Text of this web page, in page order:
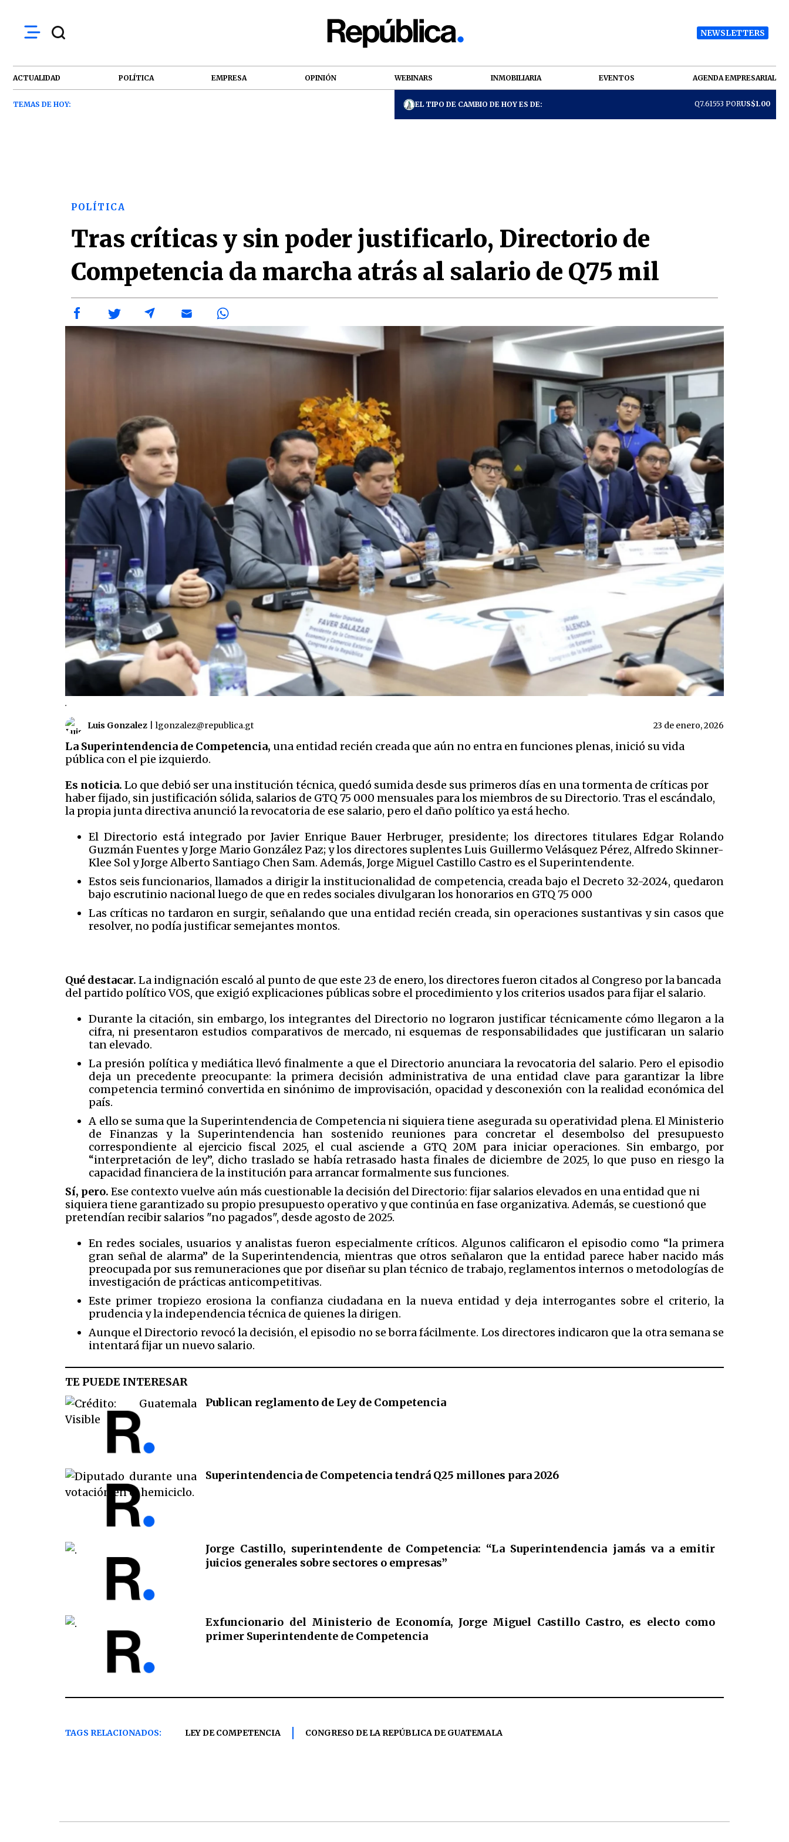
NEWSLETTERS
ACTUALIDAD POLÍTICA EMPRESA OPINIÓN WEBINARS INMOBILIARIA EVENTOS AGENDA EMPRESARIAL
TEMAS DE HOY: EL TIPO DE CAMBIO DE HOY ES DE: Q7.61553 PORUS$1.00
POLÍTICA
Tras críticas y sin poder justificarlo, Directorio de
Competencia da marcha atrás al salario de Q75 mil
.
Luis Gonzalez lgonzalez@republica.gt 23 de enero, 2026
La Superintendencia de Competencia, una entidad recién creada que aún no entra en funciones plenas, inició su vida
pública con el pie izquierdo.
Es noticia. Lo que debió ser una institución técnica, quedó sumida desde sus primeros días en una tormenta de críticas por
haber fijado, sin justificación sólida, salarios de GTQ 75 000 mensuales para los miembros de su Directorio. Tras el escándalo,
la propia junta directiva anunció la revocatoria de ese salario, pero el daño político ya está hecho.
El Directorio está integrado por Javier Enrique Bauer Herbruger, presidente; los directores titulares Edgar Rolando
Guzmán Fuentes y Jorge Mario González Paz; y los directores suplentes Luis Guillermo Velásquez Pérez, Alfredo Skinner-
Klee Sol y Jorge Alberto Santiago Chen Sam. Además, Jorge Miguel Castillo Castro es el Superintendente.
Estos seis funcionarios, llamados a dirigir la institucionalidad de competencia, creada bajo el Decreto 32-2024, quedaron
bajo escrutinio nacional luego de que en redes sociales divulgaran los honorarios en GTQ 75 000
Las críticas no tardaron en surgir, señalando que una entidad recién creada, sin operaciones sustantivas y sin casos que
resolver, no podía justificar semejantes montos.
Qué destacar. La indignación escaló al punto de que este 23 de enero, los directores fueron citados al Congreso por la bancada
del partido político VOS, que exigió explicaciones públicas sobre el procedimiento y los criterios usados para fijar el salario.
Durante la citación, sin embargo, los integrantes del Directorio no lograron justificar técnicamente cómo llegaron a la
cifra, ni presentaron estudios comparativos de mercado, ni esquemas de responsabilidades que justificaran un salario
tan elevado.
La presión política y mediática llevó finalmente a que el Directorio anunciara la revocatoria del salario. Pero el episodio
deja un precedente preocupante: la primera decisión administrativa de una entidad clave para garantizar la libre
competencia terminó convertida en sinónimo de improvisación, opacidad y desconexión con la realidad económica del
país.
A ello se suma que la Superintendencia de Competencia ni siquiera tiene asegurada su operatividad plena. El Ministerio
de Finanzas y la Superintendencia han sostenido reuniones para concretar el desembolso del presupuesto
correspondiente al ejercicio fiscal 2025, el cual asciende a GTQ 20M para iniciar operaciones. Sin embargo, por
“interpretación de ley”, dicho traslado se había retrasado hasta finales de diciembre de 2025, lo que puso en riesgo la
capacidad financiera de la institución para arrancar formalmente sus funciones.
Sí, pero. Ese contexto vuelve aún más cuestionable la decisión del Directorio: fijar salarios elevados en una entidad que ni
siquiera tiene garantizado su propio presupuesto operativo y que continúa en fase organizativa. Además, se cuestionó que
pretendían recibir salarios "no pagados", desde agosto de 2025.
En redes sociales, usuarios y analistas fueron especialmente críticos. Algunos calificaron el episodio como “la primera
gran señal de alarma” de la Superintendencia, mientras que otros señalaron que la entidad parece haber nacido más
preocupada por sus remuneraciones que por diseñar su plan técnico de trabajo, reglamentos internos o metodologías de
investigación de prácticas anticompetitivas.
Este primer tropiezo erosiona la confianza ciudadana en la nueva entidad y deja interrogantes sobre el criterio, la
prudencia y la independencia técnica de quienes la dirigen.
Aunque el Directorio revocó la decisión, el episodio no se borra fácilmente. Los directores indicaron que la otra semana se
intentará fijar un nuevo salario.
TE PUEDE INTERESAR
Publican reglamento de Ley de Competencia
Superintendencia de Competencia tendrá Q25 millones para 2026
Jorge Castillo, superintendente de Competencia: “La Superintendencia jamás va a emitir
juicios generales sobre sectores o empresas”
Exfuncionario del Ministerio de Economía, Jorge Miguel Castillo Castro, es electo como
primer Superintendente de Competencia
TAGS RELACIONADOS: LEY DE COMPETENCIA CONGRESO DE LA REPÚBLICA DE GUATEMALA